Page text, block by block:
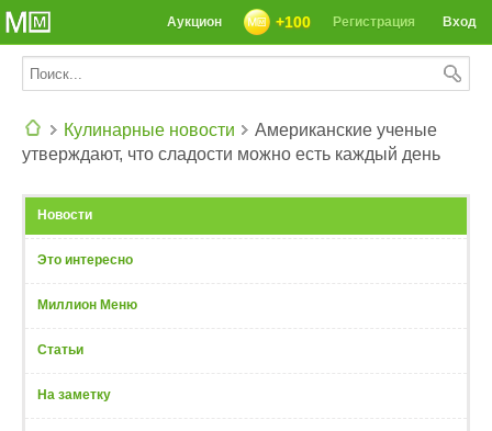
Вход
Регистрация
+100
Аукцион
Кулинарные новости
Американские ученые
утверждают, что сладости можно есть каждый день
Новости
Это интересно
Миллион Меню
Статьи
На заметку